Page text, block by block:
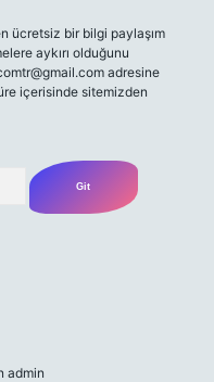
ücretsiz bir bilgi paylaşım
aykırı olduğunu
adresine
içerisinde sitemizden
admin